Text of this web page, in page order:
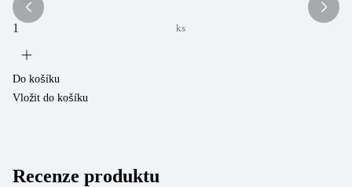
ks
Do košíku
Vložit do košíku
Recenze produktu